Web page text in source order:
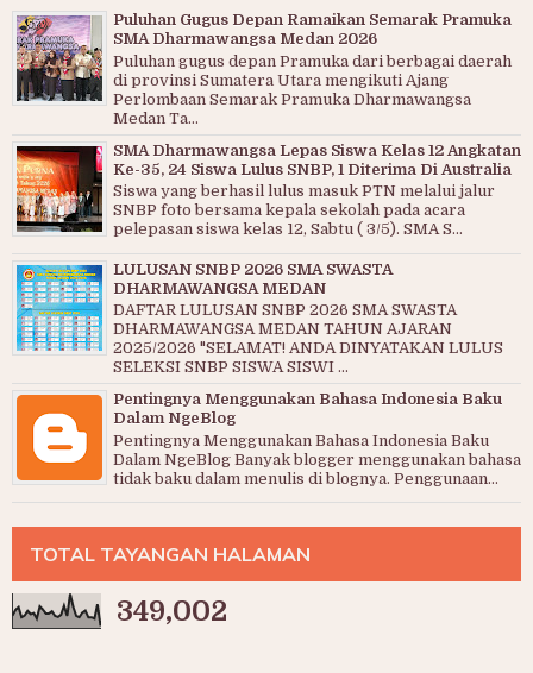
Puluhan Gugus Depan Ramaikan Semarak Pramuka
SMA Dharmawangsa Medan 2026
Puluhan gugus depan Pramuka dari berbagai daerah
di provinsi Sumatera Utara mengikuti Ajang
Perlombaan Semarak Pramuka Dharmawangsa
Medan Ta...
SMA Dharmawangsa Lepas Siswa Kelas 12 Angkatan
Ke-35, 24 Siswa Lulus SNBP, 1 Diterima Di Australia
Siswa yang berhasil lulus masuk PTN melalui jalur
SNBP foto bersama kepala sekolah pada acara
pelepasan siswa kelas 12, Sabtu ( 3/5). SMA S...
LULUSAN SNBP 2026 SMA SWASTA
DHARMAWANGSA MEDAN
DAFTAR LULUSAN SNBP 2026 SMA SWASTA
DHARMAWANGSA MEDAN TAHUN AJARAN
2025/2026 "SELAMAT! ANDA DINYATAKAN LULUS
SELEKSI SNBP SISWA SISWI ...
Pentingnya Menggunakan Bahasa Indonesia Baku
Dalam NgeBlog
Pentingnya Menggunakan Bahasa Indonesia Baku
Dalam NgeBlog Banyak blogger menggunakan bahasa
tidak baku dalam menulis di blognya. Penggunaan...
TOTAL TAYANGAN HALAMAN
349,002